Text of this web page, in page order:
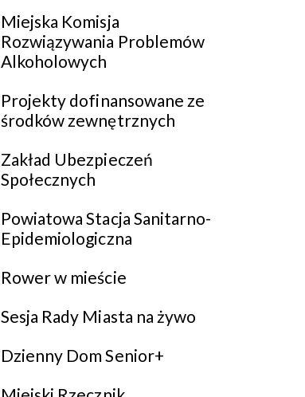
Miejska Komisja
Rozwiązywania Problemów
Alkoholowych
Projekty dofinansowane ze
środków zewnętrznych
Zakład Ubezpieczeń
Społecznych
Powiatowa Stacja Sanitarno-
Epidemiologiczna
Rower w mieście
Sesja Rady Miasta na żywo
Dzienny Dom Senior+